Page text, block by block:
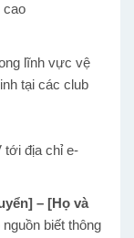
cao
lĩnh vực vệ
tại các club
tới địa chỉ e-
– [Họ và
biết thông